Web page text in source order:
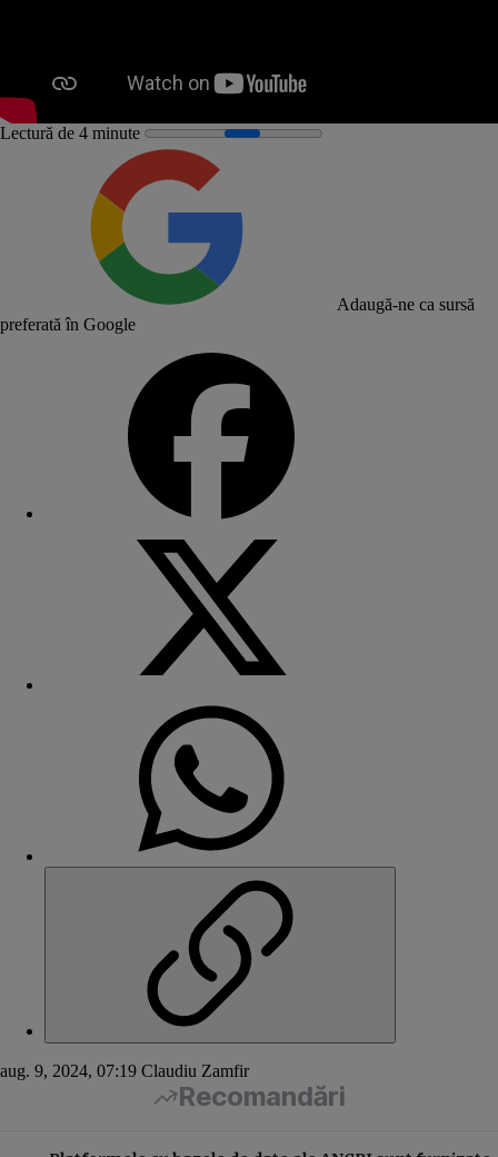
Lectură de 4 minute
Adaugă-ne ca sursă
preferată în Google
aug. 9, 2024, 07:19 Claudiu Zamfir
Recomandări